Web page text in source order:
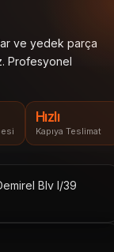
ve yedek parça
Profesyonel
Hızlı
Kapıya Teslimat
Blv I/39